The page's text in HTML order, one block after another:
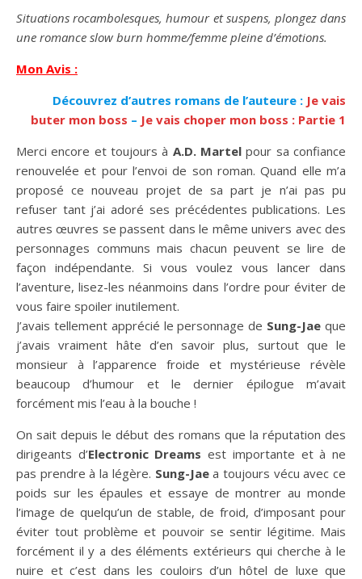
Situations rocambolesques, humour et suspens, plongez dans
une romance slow burn homme/femme pleine d’émotions.
Mon Avis :
Découvrez d’autres romans de l’auteure : Je vais
buter mon boss – Je vais choper mon boss : Partie 1
Merci encore et toujours à A.D. Martel pour sa confiance
renouvelée et pour l’envoi de son roman. Quand elle m’a
proposé ce nouveau projet de sa part je n’ai pas pu
refuser tant j’ai adoré ses précédentes publications. Les
autres œuvres se passent dans le même univers avec des
personnages communs mais chacun peuvent se lire de
façon indépendante. Si vous voulez vous lancer dans
l’aventure, lisez-les néanmoins dans l’ordre pour éviter de
vous faire spoiler inutilement.
J’avais tellement apprécié le personnage de Sung-Jae que
j’avais vraiment hâte d’en savoir plus, surtout que le
monsieur à l’apparence froide et mystérieuse révèle
beaucoup d’humour et le dernier épilogue m’avait
forcément mis l’eau à la bouche !
On sait depuis le début des romans que la réputation des
dirigeants d’Electronic Dreams est importante et à ne
pas prendre à la légère. Sung-Jaea toujours vécu avec ce
poids sur les épaules et essaye de montrer au monde
l’image de quelqu’un de stable, de froid, d’imposant pour
éviter tout problème et pouvoir se sentir légitime. Mais
forcément il y a des éléments extérieurs qui cherche à le
nuire et c’est dans les couloirs d’un hôtel de luxe que